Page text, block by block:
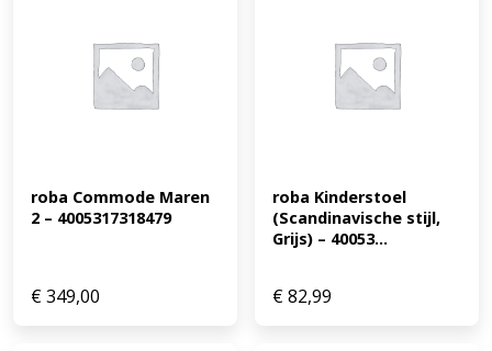
roba Commode Maren
2 – 4005317318479
€349,00
roba Kinderstoel
(Scandinavische stijl,
Grijs) – 40053...
€82,99